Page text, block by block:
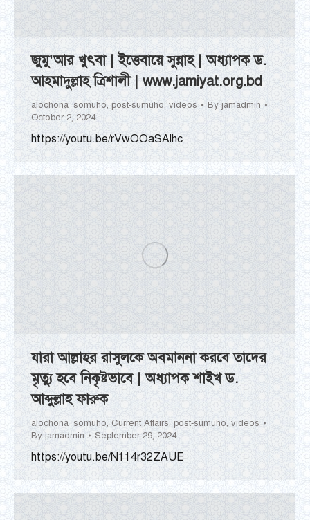
জুমু’আর খুৎবা | ইত্তেবায়ে সুন্নাহ | অধ্যাপক ড.
আহমাদুল্লাহ ত্রিশালী | www.jamiyat.org.bd
alochona_somuho, post-sumuho, videos By jamadmin
October 2, 2024
https://youtu.be/rVwOOaSAlhc
যারা আল্লাহর রাসুলকে অবমাননা করবে তাদের
মৃত্যু হবে নিকৃষ্টভাবে | অধ্যাপক শাইখ ড.
আব্দুল্লাহ ফারুক
alochona_somuho, Current Affairs, post-sumuho, videos
By jamadmin September 29, 2024
https://youtu.be/N114r32ZAUE